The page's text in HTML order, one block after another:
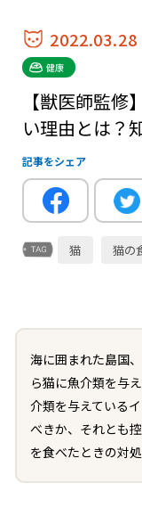
2022.03.28
健康
【獣医師監
い理由とは？
記事をシェア
猫 猫の
海に囲まれた島国
ら猫に魚介類を与
介類を与えている
べきか、それとも
を食べたときの対